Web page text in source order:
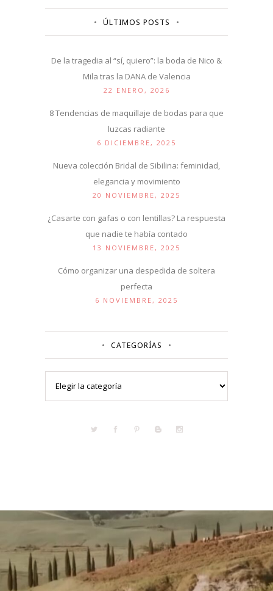
ÚLTIMOS POSTS
De la tragedia al “sí, quiero”: la boda de Nico &
Mila tras la DANA de Valencia
22 ENERO, 2026
8 Tendencias de maquillaje de bodas para que
luzcas radiante
6 DICIEMBRE, 2025
Nueva colección Bridal de Sibilina: feminidad,
elegancia y movimiento
20 NOVIEMBRE, 2025
¿Casarte con gafas o con lentillas? La respuesta
que nadie te había contado
13 NOVIEMBRE, 2025
Cómo organizar una despedida de soltera
perfecta
6 NOVIEMBRE, 2025
CATEGORÍAS